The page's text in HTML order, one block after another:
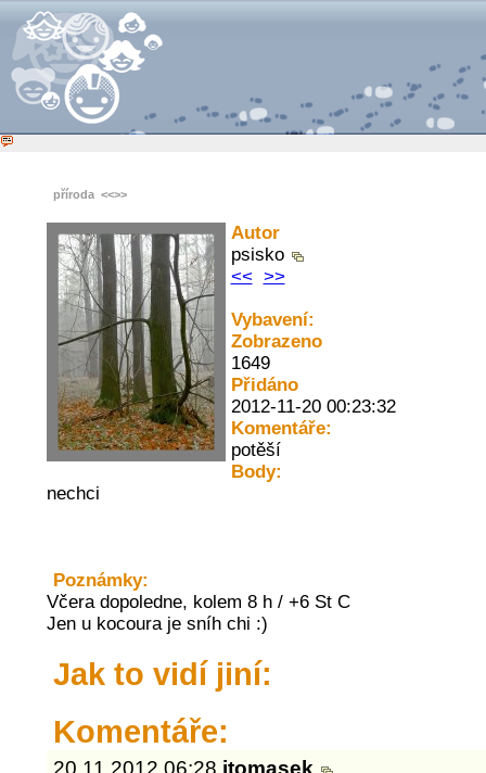
příroda <<>>
Autor
psisko
<< >>
Vybavení:
Zobrazeno
1649
Přidáno
2012-11-20 00:23:32
Komentáře:
potěší
Body:
nechci
Poznámky:
Včera dopoledne, kolem 8 h / +6 St C
Jen u kocoura je sníh chi :)
Jak to vidí jiní:
Komentáře:
20.11.2012 06:28 itomasek